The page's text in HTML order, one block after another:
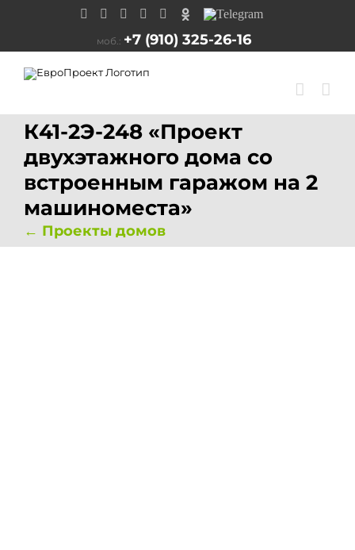
Vk FacebookInstagramTwitterPinterest
Одноклассники
Telegram
моб.: +7 (910) 325-26-16
К41-2Э-248 «Проект
двухэтажного дома со
встроенным гаражом на 2
машиноместа»
← Проекты домов